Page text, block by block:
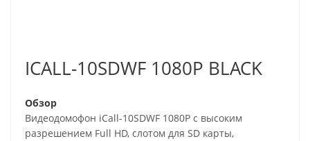
ICALL-10SDWF 1080P BLACK
Обзор
Видеодомофон iCall-10SDWF 1080P с высоким
разрешением Full HD, слотом для SD карты,